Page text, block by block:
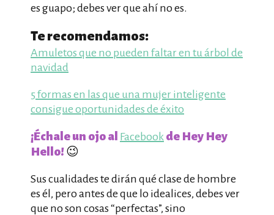
es guapo; debes ver que ahí no es.
Te recomendamos:
Amuletos que no pueden faltar en tu árbol de
navidad
5 formas en las que una mujer inteligente
consigue oportunidades de éxito
¡Échale un ojo al Facebook de Hey Hey
Hello! 😉
Sus cualidades te dirán qué clase de hombre
es él, pero antes de que lo idealices, debes ver
que no son cosas “perfectas”, sino